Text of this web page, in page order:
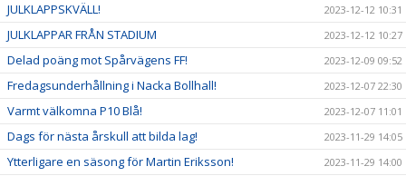
JULKLAPPSKVÄLL! 2023-12-12 10:31
JULKLAPPAR FRÅN STADIUM 2023-12-12 10:27
Delad poäng mot Spårvägens FF! 2023-12-09 09:52
Fredagsunderhållning i Nacka Bollhall! 2023-12-07 22:30
Varmt välkomna P10 Blå! 2023-12-07 11:01
Dags för nästa årskull att bilda lag! 2023-11-29 14:05
Ytterligare en säsong för Martin Eriksson! 2023-11-29 14:00